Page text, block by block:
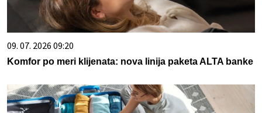
09. 07. 2026 09:20
Komfor po meri klijenata: nova linija paketa ALTA banke